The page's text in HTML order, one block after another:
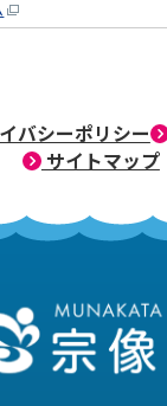
バシーポリシー
サイトマップ